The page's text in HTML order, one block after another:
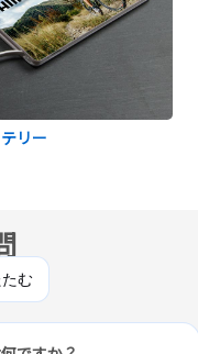
リー
む